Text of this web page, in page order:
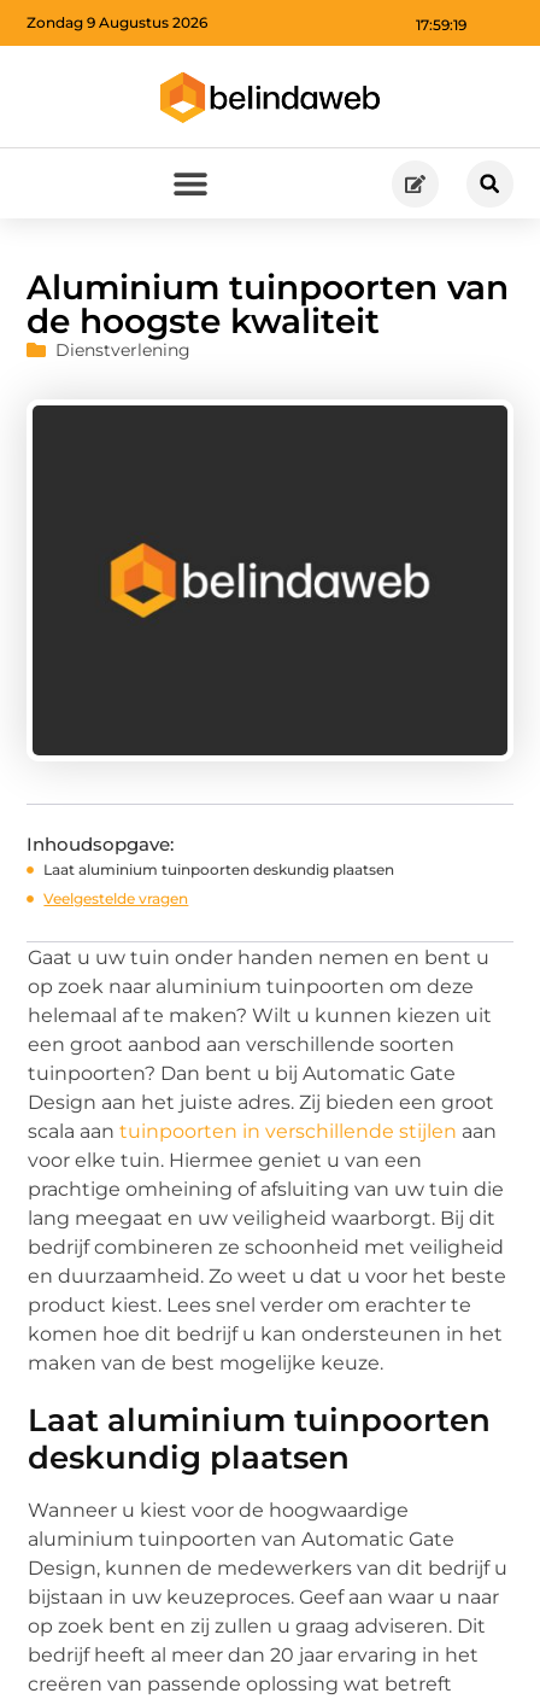
17:59:20
Zondag 9 Augustus 2026
Aluminium tuinpoorten van
de hoogste kwaliteit
Dienstverlening
Inhoudsopgave:
Laat aluminium tuinpoorten deskundig plaatsen
Veelgestelde vragen
Gaat u uw tuin onder handen nemen en bent u
op zoek naar aluminium tuinpoorten om deze
helemaal af te maken? Wilt u kunnen kiezen uit
een groot aanbod aan verschillende soorten
tuinpoorten? Dan bent u bij Automatic Gate
Design aan het juiste adres. Zij bieden een groot
scala aantuinpoorten in verschillende stijlen aan
voor elke tuin. Hiermee geniet u van een
prachtige omheining of afsluiting van uw tuin die
lang meegaat en uw veiligheid waarborgt. Bij dit
bedrijf combineren ze schoonheid met veiligheid
en duurzaamheid. Zo weet u dat u voor het beste
product kiest. Lees snel verder om erachter te
komen hoe dit bedrijf u kan ondersteunen in het
maken van de best mogelijke keuze.
Laat aluminium tuinpoorten
deskundig plaatsen
Wanneer u kiest voor de hoogwaardige
aluminium tuinpoorten van Automatic Gate
Design, kunnen de medewerkers van dit bedrijf u
bijstaan in uw keuzeproces. Geef aan waar u naar
op zoek bent en zij zullen u graag adviseren. Dit
bedrijf heeft al meer dan 20 jaar ervaring in het
creëren van passende oplossing wat betreft